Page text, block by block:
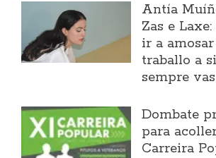
Antía
Zas e
ir a
traballo a
sempre
Dombate
para
Carreira